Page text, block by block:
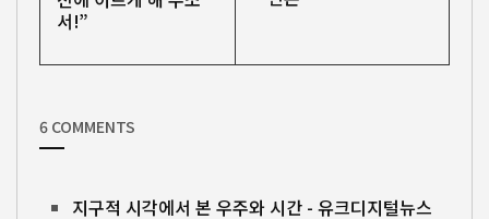
서!”
6 COMMENTS
지구적 시각에서 본 우주와 시간 - 유크디지털뉴스